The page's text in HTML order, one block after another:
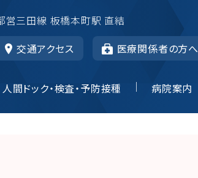
人間ドック・検査・予防接種 病院案内
営三田線 板橋本町駅 直結
交通アクセス
医療関係者の方へ